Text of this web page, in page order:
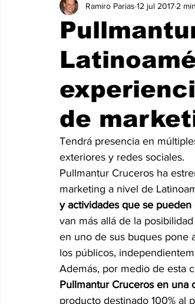
Negocios Internacionales
de
Ramiro Parias 12 jul 2017 2
Tendrá presencia en
exteriores y redes sociales.
Pullmantur Cruceros ha
marketing a nivel de
y actividades que se
van más allá de la
en uno de sus buques pone
los públicos,
Además, por medio de esta
Pullmantur Cruceros en una
producto destinado 100% al